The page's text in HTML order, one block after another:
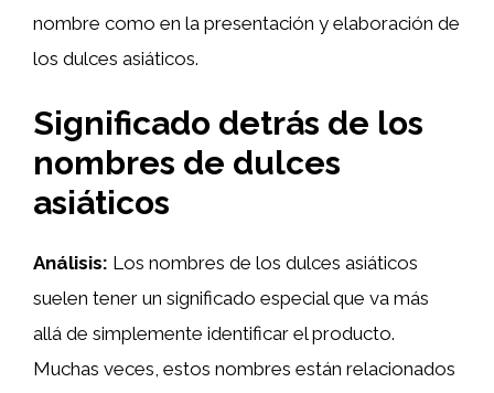
nombre como en la presentación y elaboración de
los dulces asiáticos.
Significado detrás de los
nombres de dulces
asiáticos
Análisis: Los nombres de los dulces asiáticos
suelen tener un significado especial que va más
allá de simplemente identificar el producto.
Muchas veces, estos nombres están relacionados